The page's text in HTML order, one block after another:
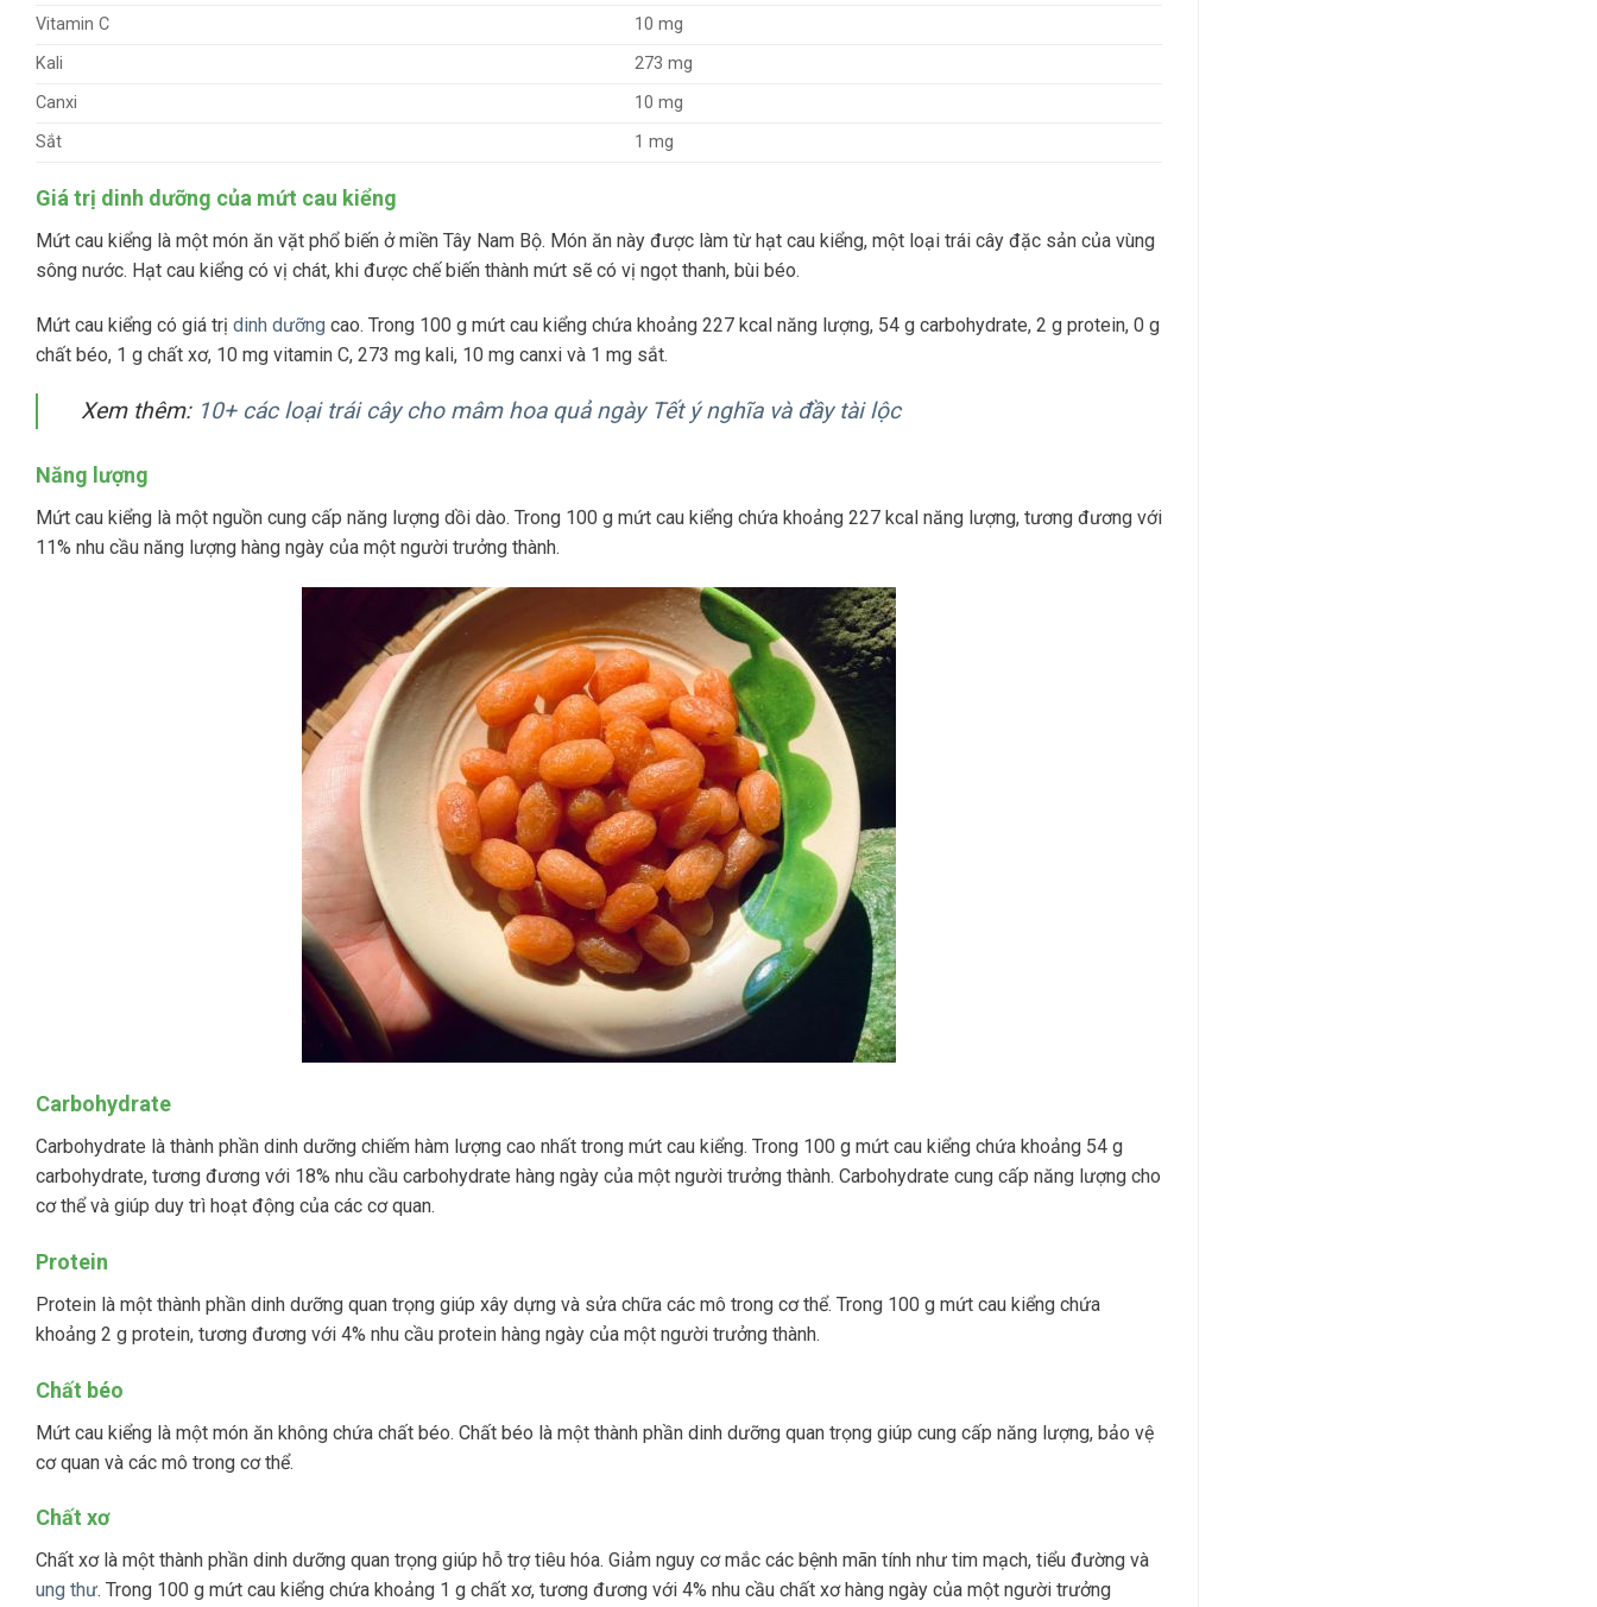
Vitamin C
10 mg
Kali
273 mg
Canxi
10 mg
Sắt
1 mg
Giá trị dinh dưỡng của mứt cau kiểng
Mứt cau kiểng là một món ăn vặt phổ biến ở miền Tây Nam Bộ. Món ăn này được làm từ hạt cau kiểng, một loại trái cây đặc sản của vùng
sông nước. Hạt cau kiểng có vị chát, khi được chế biến thành mứt sẽ có vị ngọt thanh, bùi béo.
Mứt cau kiểng có giá trị dinh dưỡng cao. Trong 100 g mứt cau kiểng chứa khoảng 227 kcal năng lượng, 54 g carbohydrate, 2 g protein, 0 g
chất béo, 1 g chất xơ, 10 mg vitamin C, 273 mg kali, 10 mg canxi và 1 mg sắt.
Xem thêm: 10+ các loại trái cây cho mâm hoa quả ngày Tết ý nghĩa và đầy tài lộc
Năng lượng
Mứt cau kiểng là một nguồn cung cấp năng lượng dồi dào. Trong 100 g mứt cau kiểng chứa khoảng 227 kcal năng lượng, tương đương với
11% nhu cầu năng lượng hàng ngày của một người trưởng thành.
Carbohydrate
Carbohydrate là thành phần dinh dưỡng chiếm hàm lượng cao nhất trong mứt cau kiểng. Trong 100 g mứt cau kiểng chứa khoảng 54 g
carbohydrate, tương đương với 18% nhu cầu carbohydrate hàng ngày của một người trưởng thành. Carbohydrate cung cấp năng lượng cho
cơ thể và giúp duy trì hoạt động của các cơ quan.
Protein
Protein là một thành phần dinh dưỡng quan trọng giúp xây dựng và sửa chữa các mô trong cơ thể. Trong 100 g mứt cau kiểng chứa
khoảng 2 g protein, tương đương với 4% nhu cầu protein hàng ngày của một người trưởng thành.
Chất béo
Mứt cau kiểng là một món ăn không chứa chất béo. Chất béo là một thành phần dinh dưỡng quan trọng giúp cung cấp năng lượng, bảo vệ
cơ quan và các mô trong cơ thể.
Chất xơ
Chất xơ là một thành phần dinh dưỡng quan trọng giúp hỗ trợ tiêu hóa. Giảm nguy cơ mắc các bệnh mãn tính như tim mạch, tiểu đường và
ung thư. Trong 100 g mứt cau kiểng chứa khoảng 1 g chất xơ, tương đương với 4% nhu cầu chất xơ hàng ngày của một người trưởng